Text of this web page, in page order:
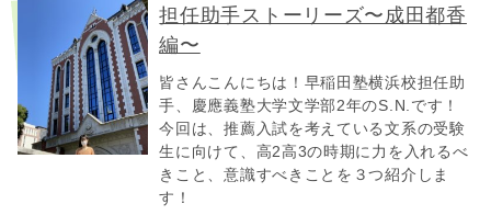
担任助手ストーリーズ〜成田都香
編〜
皆さんこんにちは！早稲田塾横浜校担任助
手、慶應義塾大学文学部2年のS.N.です！
今回は、推薦入試を考えている文系の受験
生に向けて、高2高3の時期に力を入れるべ
きこと、意識すべきことを３つ紹介しま
す！